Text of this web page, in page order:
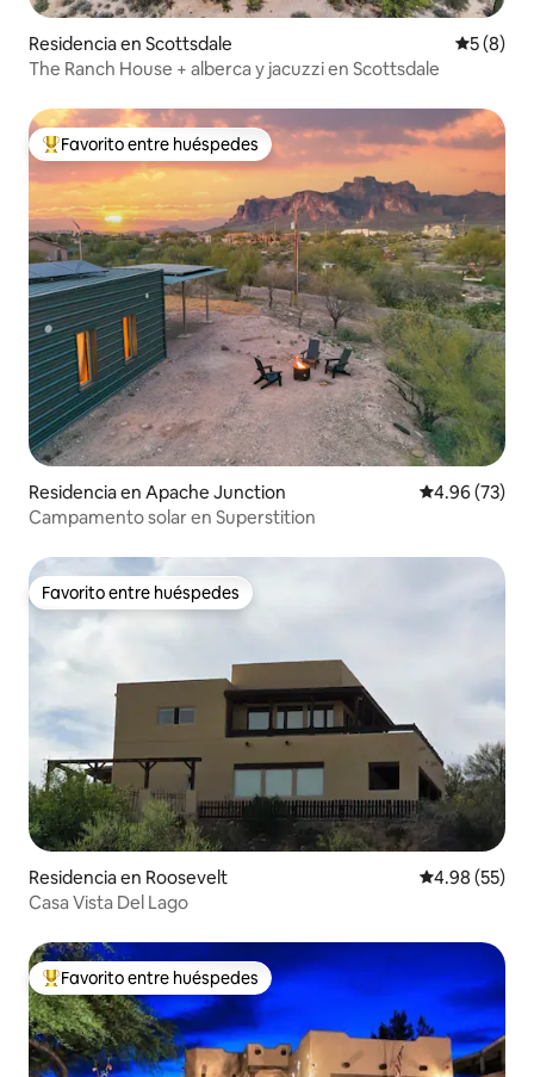
Residencia en Scottsdale
5 (8)
The Ranch House + alberca y jacuzzi en Scottsdale
De los mejores en Favorito entre huéspedes
Favorito entre huéspedes
Residencia en Apache Junction Calificación
4.96 (73)
Campamento solar en Superstition
Favorito entre huéspedes
Favorito entre huéspedes
Residencia en Roosevelt Calificación
4.98 (55)
Casa Vista Del Lago
De los mejores en Favorito entre huéspedes
Favorito entre huéspedes